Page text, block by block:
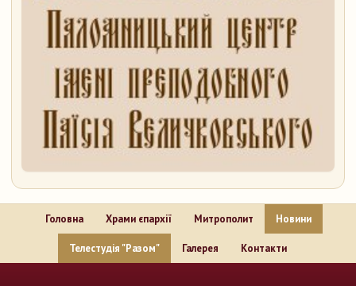
Головна Храми єпархії Митрополит Новини
Телестудія "Разом" Галерея Контакти